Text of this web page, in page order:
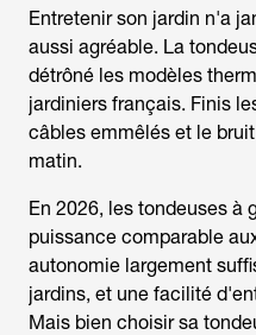
Entretenir son jardin n'a
aussi agréable. La
détrôné les modèles
jardiniers français. Finis
câbles emmêlés et le
matin.
En 2026, les tondeuses à
puissance comparable
autonomie largement
jardins, et une facilité
Mais bien choisir sa